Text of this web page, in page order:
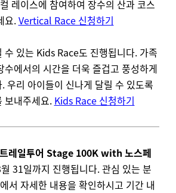
레이스에 참여하여 장수의 산과 코스
요.Vertical Race 신청하기
수 있는 Kids Race도 진행됩니다. 가족
수에서의 시간을 더욱 즐겁고 풍성하게
우리 아이들이 신나게 달릴 수 있도록
보내주세요. Kids Race 신청하기
레일투어 Stage 100K with 노스페
31일까지 진행됩니다. 관심 있는 분
서 자세한 내용을 확인하시고 기간 내